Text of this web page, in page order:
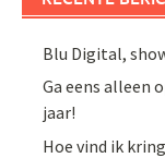
Blu Digital,
Ga eens alleen
jaar!
Hoe vind ik